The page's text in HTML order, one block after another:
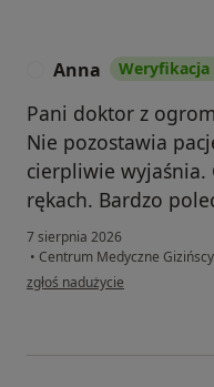
Anna
Pani doktor z
Nie pozostawia
cierpliwie wyjaśnia.
rękach. Bardzo
7 sierpnia 2026
• Centrum Medyczne Gizińscy
w opinii użytkownika Anna
zgłoś nadużycie